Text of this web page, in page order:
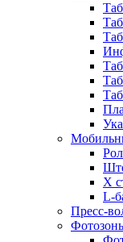
Х
L-
Пресс-